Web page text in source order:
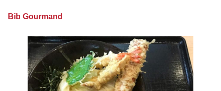
Bib Gourmand